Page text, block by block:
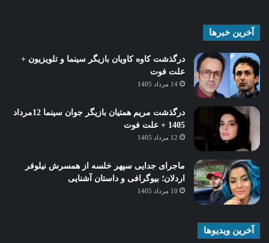
آخرین خبرها
درگذشت کاوه کاویان بازیگر سینما و تلویزیون +
علت فوت
14 مرداد 1405
درگذشت مریم همتیان بازیگر جوان سینما 12مرداد
1405 + علت فوت
12 مرداد 1405
ماجرای جدایی سپهر خلسه از همسرش نیلوفر
اردلان؛ بیوگرافی و داستان آشنایی
10 مرداد 1405
آخرین ویدیوها